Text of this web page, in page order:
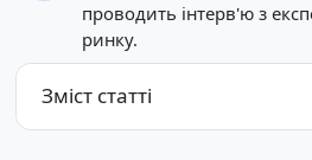
проводить інтерв'ю з
ринку.
Зміст статті